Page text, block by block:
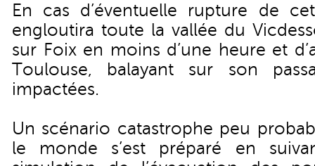
En cas d’éventuelle rupture de
engloutira toute la vallée du
sur Foix en moins d’une heure et
Toulouse, balayant sur son
impactées.
Un scénario catastrophe peu
le monde s’est préparé en